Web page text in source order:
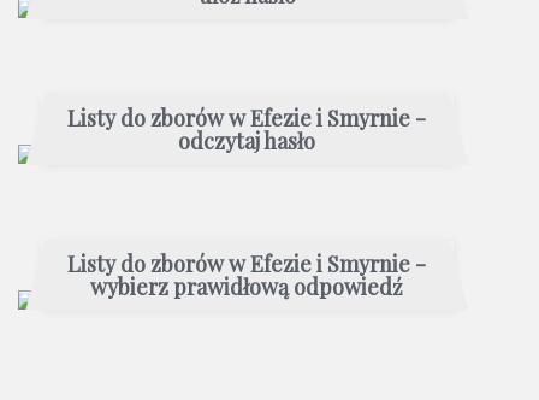
Listy do zborów w Efezie i Smyrnie -
odczytaj hasło
Listy do zborów w Efezie i Smyrnie -
wybierz prawidłową odpowiedź